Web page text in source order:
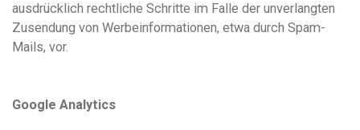
ausdrücklich rechtliche Schritte im Falle der unverlangten
Zusendung von Werbeinformationen, etwa durch Spam-
Mails, vor.
Google Analytics